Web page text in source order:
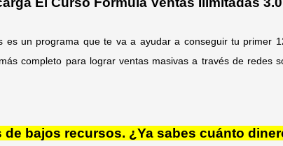
es un programa que te va a ayudar a conseguir tu primer
completo para lograr ventas masivas a través de redes
de bajos recursos. ¿Ya sabes cuánto